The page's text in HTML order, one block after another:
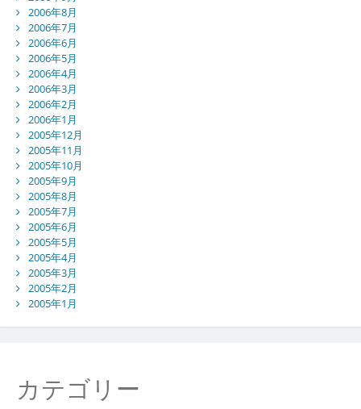
2006年8月
2006年7月
2006年6月
2006年5月
2006年4月
2006年3月
2006年2月
2006年1月
2005年12月
2005年11月
2005年10月
2005年9月
2005年8月
2005年7月
2005年6月
2005年5月
2005年4月
2005年3月
2005年2月
2005年1月
カテゴリー